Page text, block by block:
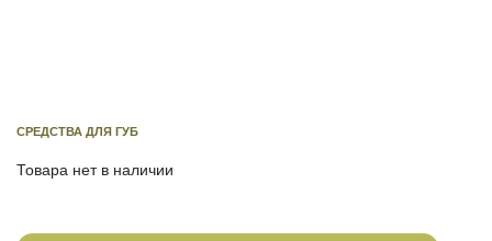
СРЕДСТВА ДЛЯ ГУБ
Товара нет в наличии